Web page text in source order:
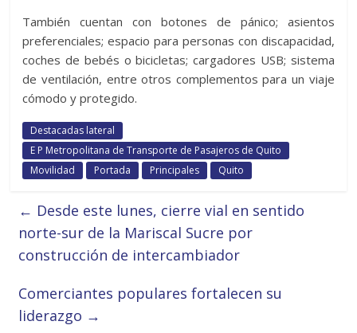
También cuentan con botones de pánico; asientos
preferenciales; espacio para personas con discapacidad,
coches de bebés o bicicletas; cargadores USB; sistema
de ventilación, entre otros complementos para un viaje
cómodo y protegido.
Destacadas lateral
E P Metropolitana de Transporte de Pasajeros de Quito
Movilidad
Portada Principales Quito
← Desde este lunes, cierre vial en sentido
norte-sur de la Mariscal Sucre por
construcción de intercambiador
Comerciantes populares fortalecen su
liderazgo →